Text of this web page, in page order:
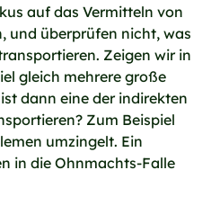
auf das Vermitteln von
und überprüfen nicht, was
Zeigen wir in
gleich mehrere große
dann eine der indirekten
Zum Beispiel
umzingelt. Ein
in die Ohnmachts-Falle